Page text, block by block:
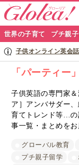
グ
ロ
リ
ア
ナ
世界の子育て プチ親
子供オンライン英会
「パーティー
子供英語の専門家
ア］アンバサダー
育てトレンド等…の
事一覧・まとめをお
グローバル教育
プチ親子留学